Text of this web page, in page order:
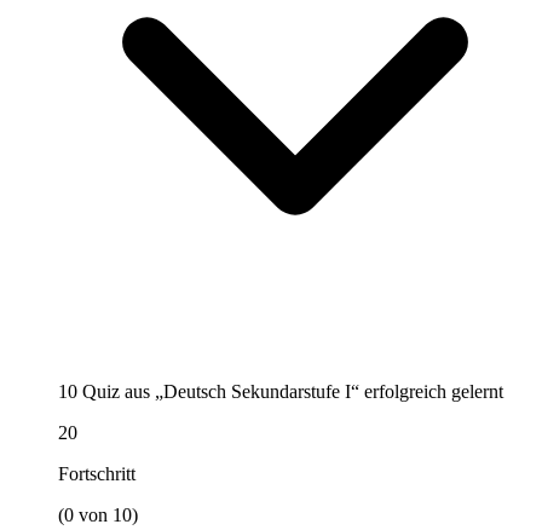
10 Quiz aus „Deutsch Sekundarstufe I“ erfolgreich gelernt
20
Fortschritt
(0 von 10)